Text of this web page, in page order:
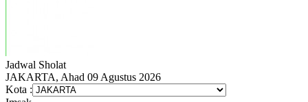
Jadwal Sholat
JAKARTA, Ahad 09 Agustus 2026
Kota :